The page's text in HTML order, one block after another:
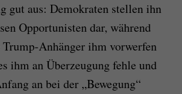
gut aus: Demokraten stellen ihn
Opportunisten dar, während
Anhänger ihm vorwerfen
ihm an Überzeugung fehle und
an bei der „Bewegung“